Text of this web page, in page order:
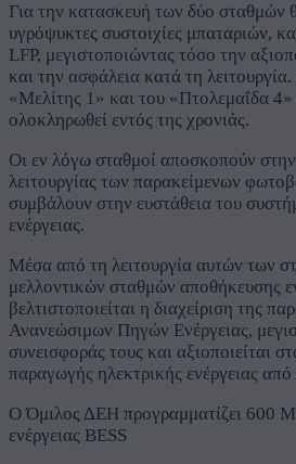
Για την κατασκευή των δύο σταθμών
υγρόψυκτες συστοιχίες μπαταριών,
LFP, μεγιστοποιώντας τόσο την
και την ασφάλεια κατά τη
«Μελίτης 1» και του «Πτολεμαΐδα 4»
ολοκληρωθεί εντός της χρονιάς.
Οι εν λόγω σταθμοί αποσκοπούν
λειτουργίας των παρακείμενων
συμβάλουν στην ευστάθεια του
ενέργειας.
Μέσα από τη λειτουργία αυτών των
μελλοντικών σταθμών αποθήκευσης
βελτιστοποιείται η διαχείριση της
Ανανεώσιμων Πηγών Ενέργειας,
συνεισφοράς τους και αξιοποιείται
παραγωγής ηλεκτρικής ενέργειας
Ο Όμιλος ΔΕΗ προγραμματίζει 600
ενέργειας BESS